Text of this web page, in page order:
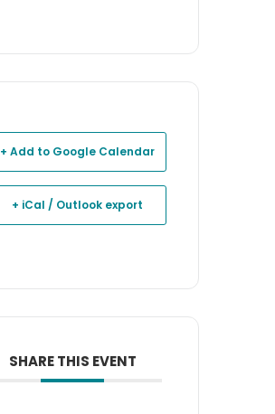
+ Add to Google Calendar
+ iCal / Outlook export
SHARE THIS EVENT